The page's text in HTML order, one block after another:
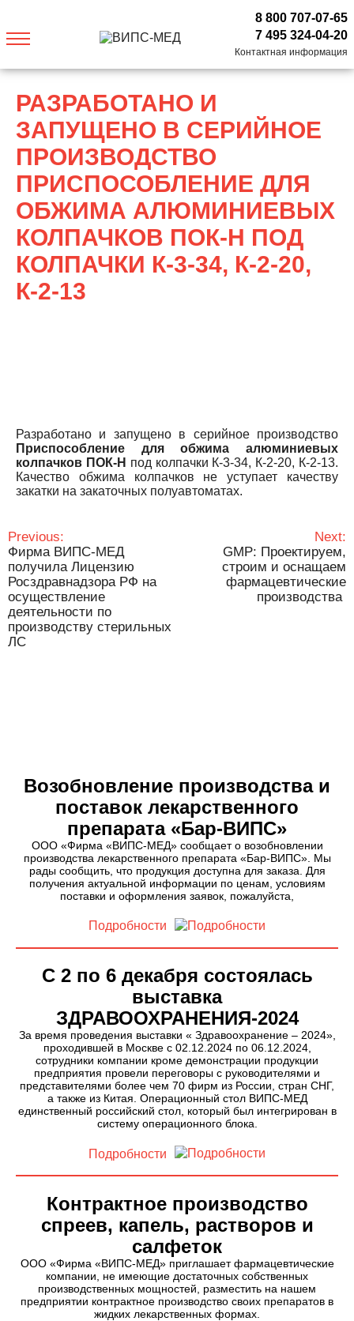
8 800 707-07-65
7 495 324-04-20
Контактная информация
РАЗРАБОТАНО И
ЗАПУЩЕНО В СЕРИЙНОЕ
ПРОИЗВОДСТВО
ПРИСПОСОБЛЕНИЕ ДЛЯ
ОБЖИМА АЛЮМИНИЕВЫХ
КОЛПАЧКОВ ПОК-Н ПОД
КОЛПАЧКИ К-3-34, К-2-20,
К-2-13
Разработано и запущено в серийное производство
Приспособление для обжима алюминиевых
колпачков ПОК-Н под колпачки К-3-34, К-2-20, К-2-13.
Качество обжима колпачков не уступает качеству
закатки на закаточных полуавтоматах.
ПО
ЗАПИСЯМ
Previous:
Фирма ВИПС-МЕД
получила Лицензию
Росздравнадзора РФ на
осуществление
деятельности по
производству стерильных
ЛС
Next:
GMP: Проектируем,
строим и оснащаем
фармацевтические
производства
Возобновление производства и
поставок лекарственного
препарата «Бар-ВИПС»
ООО «Фирма «ВИПС-МЕД» сообщает о возобновлении
производства лекарственного препарата «Бар-ВИПС». Мы
рады сообщить, что продукция доступна для заказа. Для
получения актуальной информации по ценам, условиям
поставки и оформления заявок, пожалуйста,
Подробности
С 2 по 6 декабря состоялась
выставка
ЗДРАВООХРАНЕНИЯ-2024
За время проведения выставки « Здравоохранение – 2024»,
проходившей в Москве с 02.12.2024 по 06.12.2024,
сотрудники компании кроме демонстрации продукции
предприятия провели переговоры с руководителями и
представителями более чем 70 фирм из России, стран СНГ,
а также из Китая. Операционный стол ВИПС-МЕД
единственный российский стол, который был интегрирован в
систему операционного блока.
Подробности
Контрактное производство
спреев, капель, растворов и
салфеток
ООО «Фирма «ВИПС-МЕД» приглашает фармацевтические
компании, не имеющие достаточных собственных
производственных мощностей, разместить на нашем
предприятии контрактное производство своих препаратов в
жидких лекарственных формах.